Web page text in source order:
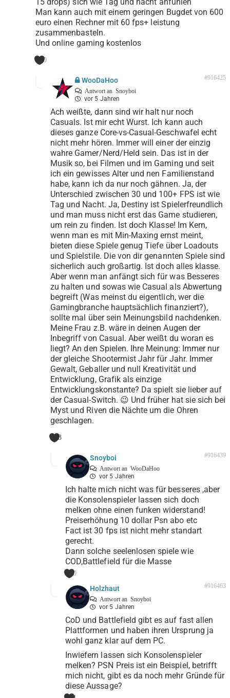
Man kann auch mit einem geringen Bugdet von 600
euro einen Rechner mit 60 fps+ leistung
zusammenbasteln.
Und online gaming kostenlos
0
WooDaHoo
Antwort an Snoyboi
vor 5 Jahren
#916425
Ach weißte, dann sind wir halt nur noch
Casuals. Ist mir echt Wurst. Ich kann auch
dieses ganze Core-vs-Casual-Geschwafel echt
nicht mehr hören. Immer will einer der einzig
wahre Gamer/Nerd/Held sein. Das ist in der
Musik so, bei Filmen und im Gaming und seit
ich ein gewisses Alter und nen Familienstand
habe, kann ich da nur noch gähnen. Ja, der
Unterschied zwischen 30 und 100+ FPS ist wie
Tag und Nacht. Ja, Destiny ist Spielerfreundlich
und man muss nicht erst das Game studieren,
um rein zu finden. Ist doch Klasse! Im Kern,
wenn man es mit Min-Maxing ernst meint,
bieten diese Spiele genug Tiefe über Loadouts
und Spielstile. Die von dir genannten Spiele sind
sicherlich auch großartig. Ist doch alles klasse.
Aber wenn man anfängt sich für was Besseres
zu halten und sowas wie Casual als Abwertung
begreift (Was meinst du eigentlich, wer die
Gamingbranche hauptsächlich finanziert?),
sollte mal über sein Meinungsbild nachdenken.
Meine Frau z.B. wäre in deinen Augen der
Inbegriff von Casual. Aber weißt du woran es
liegt? An den Spielen. Ihre Meinung: Immer nur
der gleiche Shootermist Jahr für Jahr. Immer
Gewalt, Geballer und null Kreativität und
Entwicklung, Grafik als einzige
Entwicklungskonstante? Da spielt sie lieber auf
der Casual-Switch. 😉 Und früher hat sie sich bei
Myst und Riven die Nächte um die Ohren
geschlagen.
3
Snoyboi
Antwort an WooDaHoo
vor 5 Jahren
#916439
Ich halte mich nicht was für besseres ,aber
die Konsolenspieler lassen sich doch
melken ohne einen funken widerstand!
Preiserhöhung 10 dollar Psn abo etc
Fact ist 30 fps ist nicht mehr standart
gerecht.
Dann solche seelenlosen spiele wie
COD,Battlefield für die Masse
0
Holzhaut
Antwort an Snoyboi
vor 5 Jahren
#916463
CoD und Battlefield gibt es auf fast allen
Plattformen und haben ihren Ursprung ja
wohl ganz klar auf dem PC.
Inwiefern lassen sich Konsolenspieler
melken? PSN Preis ist ein Beispiel, betrifft
mich nicht, gibt es da noch mehr Gründe für
diese Aussage?